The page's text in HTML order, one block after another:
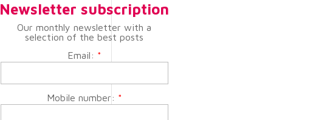
Newsletter subscription
Our monthly newsletter with a
selection of the best posts
Email: *
Mobile number: *